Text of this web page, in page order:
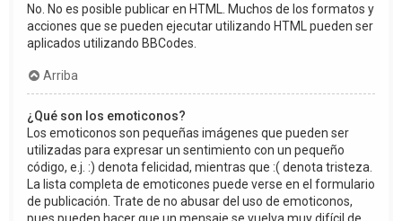
No. No es posible publicar en HTML. Muchos de los formatos y
acciones que se pueden ejecutar utilizando HTML pueden ser
aplicados utilizando BBCodes.
Arriba
¿Qué son los emoticonos?
Los emoticonos son pequeñas imágenes que pueden ser
utilizadas para expresar un sentimiento con un pequeño
código, e.j. :) denota felicidad, mientras que :( denota tristeza.
La lista completa de emoticones puede verse en el formulario
de publicación. Trate de no abusar del uso de emoticonos,
pues pueden hacer que un mensaje se vuelva muy difícil de